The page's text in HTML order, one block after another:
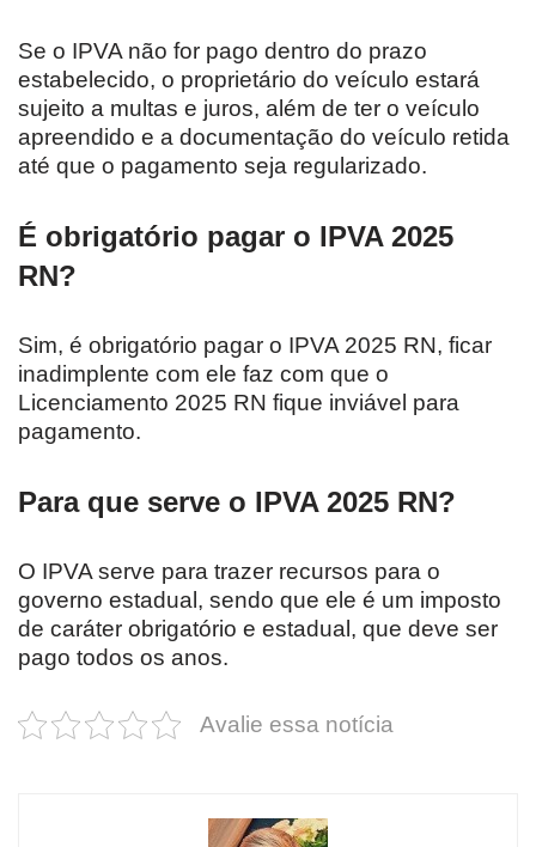
Se o IPVA não for pago dentro do prazo
estabelecido, o proprietário do veículo estará
sujeito a multas e juros, além de ter o veículo
apreendido e a documentação do veículo retida
até que o pagamento seja regularizado.
É obrigatório pagar o IPVA 2025
RN?
Sim, é obrigatório pagar o IPVA 2025 RN, ficar
inadimplente com ele faz com que o
Licenciamento 2025 RN fique inviável para
pagamento.
Para que serve o IPVA 2025 RN?
O IPVA serve para trazer recursos para o
governo estadual, sendo que ele é um imposto
de caráter obrigatório e estadual, que deve ser
pago todos os anos.
Avalie essa notícia